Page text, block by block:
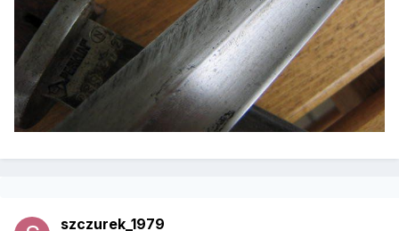
szczurek_1979